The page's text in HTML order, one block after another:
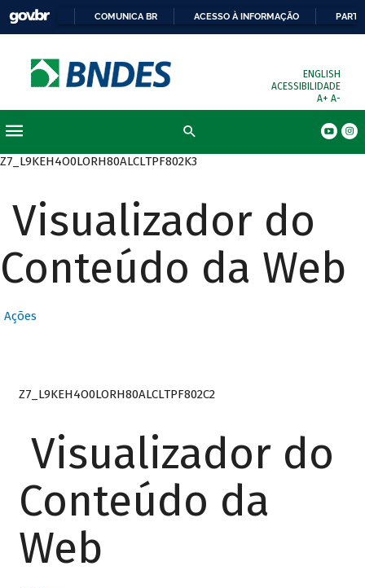
COMUNICA BR ACESSO À INFORMAÇÃO
ENGLISH
ACESSIBILIDADE
A+ A-
Z7_L9KEH4O0LORH80ALCLTPF802K3
Visualizador do
Conteúdo da Web
Ações
Z7_L9KEH4O0LORH80ALCLTPF802C2
Visualizador do
Conteúdo da
Web